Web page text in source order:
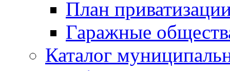
План
Гаражные
Каталог